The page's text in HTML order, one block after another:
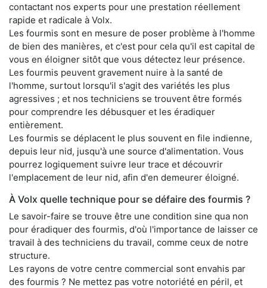
contactant nos experts pour une prestation réellement
rapide et radicale à Volx.
Les fourmis sont en mesure de poser problème à l'homme
de bien des manières, et c'est pour cela qu'il est capital de
vous en éloigner sitôt que vous détectez leur présence.
Les fourmis peuvent gravement nuire à la santé de
l'homme, surtout lorsqu'il s'agit des variétés les plus
agressives ; et nos techniciens se trouvent être formés
pour comprendre les débusquer et les éradiquer
entièrement.
Les fourmis se déplacent le plus souvent en file indienne,
depuis leur nid, jusqu'à une source d'alimentation. Vous
pourrez logiquement suivre leur trace et découvrir
l'emplacement de leur nid, afin d'en demeurer éloigné.
À Volx quelle technique pour se défaire des fourmis ?
Le savoir-faire se trouve être une condition sine qua non
pour éradiquer des fourmis, d'où l'importance de laisser ce
travail à des techniciens du travail, comme ceux de notre
structure.
Les rayons de votre centre commercial sont envahis par
des fourmis ? Ne mettez pas votre notoriété en péril, et